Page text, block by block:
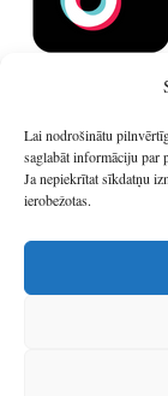
Lai nodrošinātu
saglabāt informāciju par
Ja nepiekrītat sīkdatņu
ierobežotas.
©